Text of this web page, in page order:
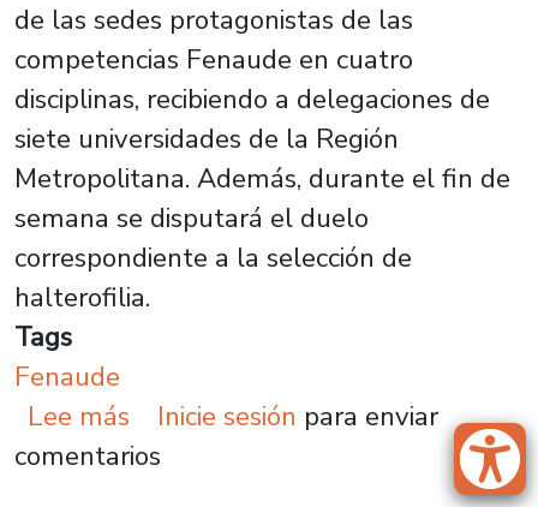
de las sedes protagonistas de las
competencias Fenaude en cuatro
disciplinas, recibiendo a delegaciones de
siete universidades de la Región
Metropolitana. Además, durante el fin de
semana se disputará el duelo
correspondiente a la selección de
halterofilia.
Tags
Fenaude
Lee más sobre Plantel recibe a siete
Inicie sesión para enviar
comentarios